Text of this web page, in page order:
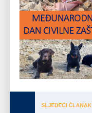
SLJEDEĆI ČLANAK